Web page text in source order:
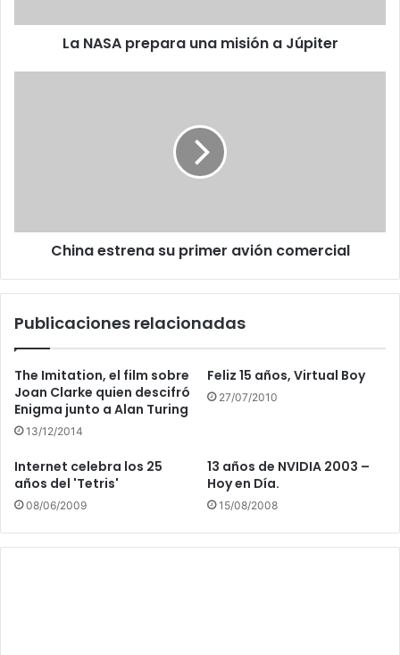
La NASA prepara una misión a Júpiter
China estrena su primer avión comercial
Publicaciones relacionadas
The Imitation, el film sobre
Joan Clarke quien descifró
Enigma junto a Alan Turing
13/12/2014
Feliz 15 años, Virtual Boy
27/07/2010
Internet celebra los 25
años del 'Tetris'
08/06/2009
13 años de NVIDIA 2003 –
Hoy en Día.
15/08/2008